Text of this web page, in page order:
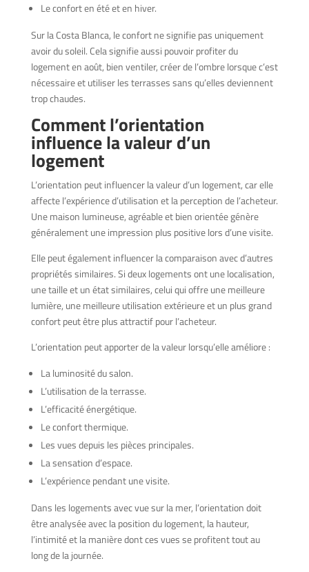
Le confort en été et en hiver.
Sur la Costa Blanca, le confort ne signifie pas uniquement
avoir du soleil. Cela signifie aussi pouvoir profiter du
logement en août, bien ventiler, créer de l’ombre lorsque c’est
nécessaire et utiliser les terrasses sans qu’elles deviennent
trop chaudes.
Comment l’orientation
influence la valeur d’un
logement
L’orientation peut influencer la valeur d’un logement, car elle
affecte l’expérience d’utilisation et la perception de l’acheteur.
Une maison lumineuse, agréable et bien orientée génère
généralement une impression plus positive lors d’une visite.
Elle peut également influencer la comparaison avec d’autres
propriétés similaires. Si deux logements ont une localisation,
une taille et un état similaires, celui qui offre une meilleure
lumière, une meilleure utilisation extérieure et un plus grand
confort peut être plus attractif pour l’acheteur.
L’orientation peut apporter de la valeur lorsqu’elle améliore :
La luminosité du salon.
L’utilisation de la terrasse.
L’efficacité énergétique.
Le confort thermique.
Les vues depuis les pièces principales.
La sensation d’espace.
L’expérience pendant une visite.
Dans les logements avec vue sur la mer, l’orientation doit
être analysée avec la position du logement, la hauteur,
l’intimité et la manière dont ces vues se profitent tout au
long de la journée.